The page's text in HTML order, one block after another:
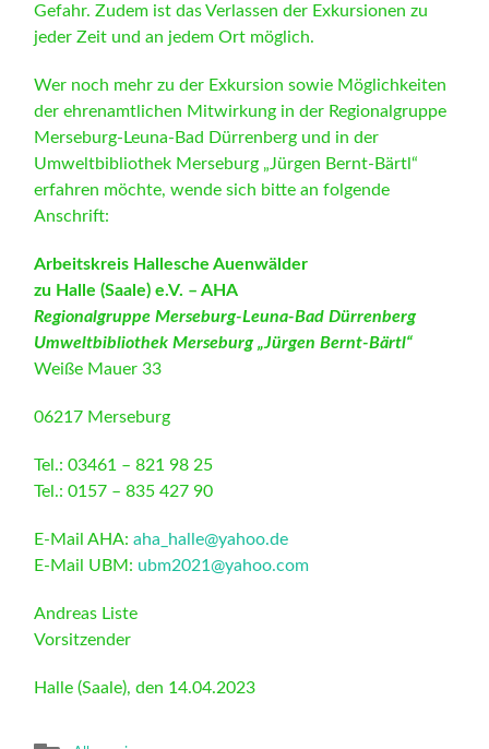
Gefahr. Zudem ist das Verlassen der Exkursionen zu
jeder Zeit und an jedem Ort möglich.
Wer noch mehr zu der Exkursion sowie Möglichkeiten
der ehrenamtlichen Mitwirkung in der Regionalgruppe
Merseburg-Leuna-Bad Dürrenberg und in der
Umweltbibliothek Merseburg „Jürgen Bernt-Bärtl“
erfahren möchte, wende sich bitte an folgende
Anschrift:
Arbeitskreis Hallesche Auenwälder
zu Halle (Saale) e.V. – AHA
Regionalgruppe Merseburg-Leuna-Bad Dürrenberg
Umweltbibliothek Merseburg „Jürgen Bernt-Bärtl“
Weiße Mauer 33
06217 Merseburg
Tel.: 03461 – 821 98 25
Tel.: 0157 – 835 427 90
E-Mail AHA:aha_halle@yahoo.de
E-Mail UBM: ubm2021@yahoo.com
Andreas Liste
Vorsitzender
Halle (Saale), den 14.04.2023